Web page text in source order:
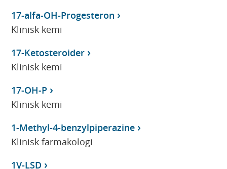
17-alfa-OH-Progesteron
Klinisk kemi
17-Ketosteroider
Klinisk kemi
17-OH-P
Klinisk kemi
1-Methyl-4-benzylpiperazine
Klinisk farmakologi
1V-LSD